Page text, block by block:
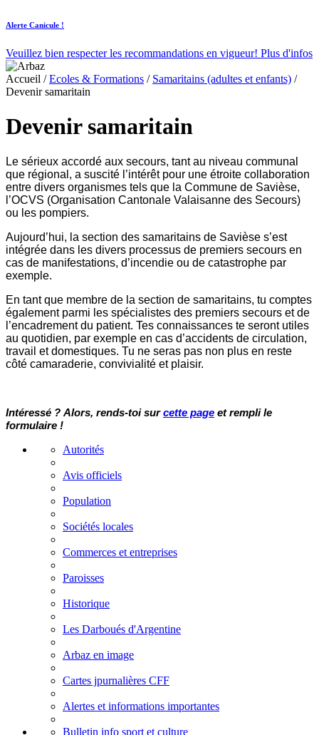
Alerte Canicule !
Veuillez bien respecter les recommandations en vigueur! Plus d'infos
Accueil /Ecoles & Formations / Samaritains (adultes et enfants) /
Devenir samaritain
Devenir samaritain
Le sérieux accordé aux secours, tant au niveau communal
que régional, a suscité l’intérêt pour une étroite collaboration
entre divers organismes tels que la Commune de Savièse,
l’OCVS (Organisation Cantonale Valaisanne des Secours)
ou les pompiers.
Aujourd’hui, la section des samaritains de Savièse s’est
intégrée dans les divers processus de premiers secours en
cas de manifestations, d’incendie ou de catastrophe par
exemple.
En tant que membre de la section de samaritains, tu comptes
également parmi les spécialistes des premiers secours et de
l’encadrement du patient. Tes connaissances te seront utiles
au quotidien, par exemple en cas d’accidents de circulation,
travail et domestiques. Tu ne seras pas non plus en reste
côté camaraderie, convivialité et plaisir.
Intéressé ? Alors, rends-toi surcette page et rempli le
formulaire !
Autorités
Avis officiels
Population
Sociétés locales
Commerces et entreprises
Paroisses
Historique
Les Darboués d'Argentine
Arbaz en image
Cartes jpurnalières CFF
Alertes et informations importantes
Bulletin info sport et culture